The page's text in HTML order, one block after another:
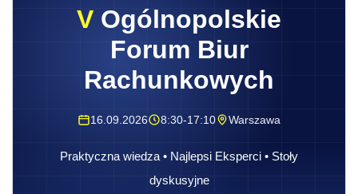
V Ogólnopolskie
Forum Biur
Rachunkowych
16.09.2026 8:30-17:10 Warszawa
Praktyczna wiedza • Najlepsi Eksperci • Stoły
dyskusyjne